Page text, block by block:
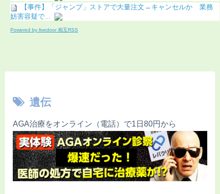
【事件】「ジャンプ」ストアで大量注文→キャンセルか 業務
妨害容疑で...
Powered by livedoor 相互RSS
遺伝
AGA治療をオンライン（電話）で1日80円から